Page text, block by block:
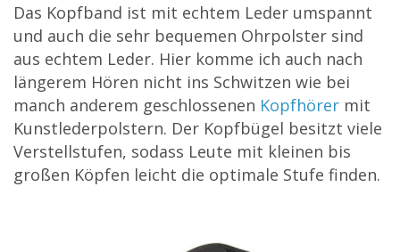
Das Kopfband ist mit echtem Leder umspannt
und auch die sehr bequemen Ohrpolster sind
aus echtem Leder. Hier komme ich auch nach
längerem Hören nicht ins Schwitzen wie bei
manch anderem geschlossenen Kopfhörer mit
Kunstlederpolstern. Der Kopfbügel besitzt viele
Verstellstufen, sodass Leute mit kleinen bis
großen Köpfen leicht die optimale Stufe finden.